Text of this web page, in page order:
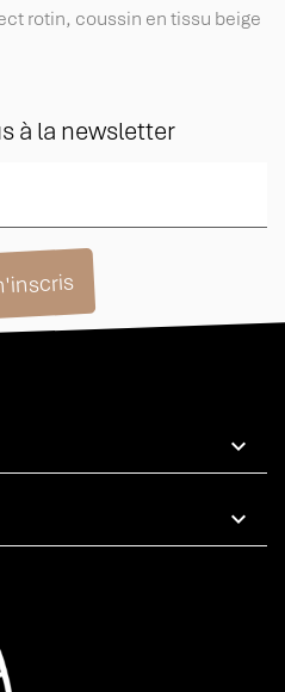
rotin, coussin en tissu beige
à la newsletter

